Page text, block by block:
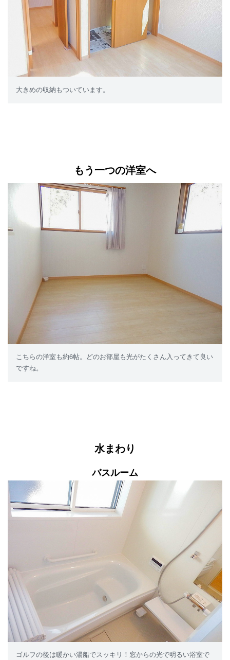
大きめの収納もついています。
もう一つの洋室へ
こちらの洋室も約6帖。どのお部屋も光がたくさん入ってきて良い
ですね。
水まわり
バスルーム
ゴルフの後は暖かい湯船でスッキリ！窓からの光で明るい浴室で